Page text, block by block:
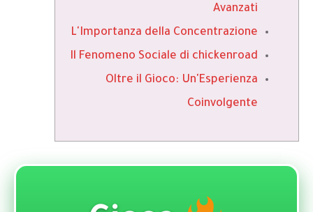
Avanzati
L'Importanza della Concentrazione
Il Fenomeno Sociale di chickenroad
Oltre il Gioco: Un'Esperienza
Coinvolgente